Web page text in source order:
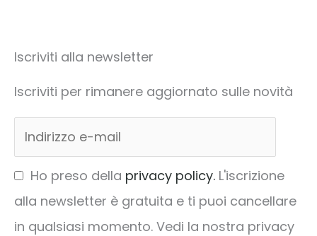
Iscriviti alla newsletter
Iscriviti per rimanere aggiornato sulle novità
Ho preso della privacy policy. L'iscrizione
alla newsletter è gratuita e ti puoi cancellare
in qualsiasi momento. Vedi la nostra privacy